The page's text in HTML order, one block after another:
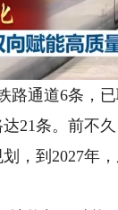
通道6条，已
21条。前不
，到2027年